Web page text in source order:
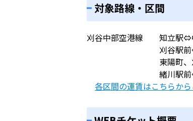
対象路線・区間
刈谷中部空港線 知立駅⇔
刈谷駅前⇔中部
東陽町、刈谷市
緒川駅前⇔中部
各区間の運賃はこちらか